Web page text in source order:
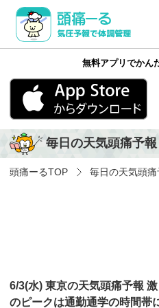
頭痛ーる 気圧予報で体調管理
最新の天気頭痛予報
気象病の基礎知識
気象病を防ぐ方法
法人のみなさまへ
無料アプリでかん
毎日の天気頭痛予報
頭痛ーるTOP 毎日の天気頭痛
6/3(水) 東京の天気頭痛予報
のピークは通勤通学の時間帯